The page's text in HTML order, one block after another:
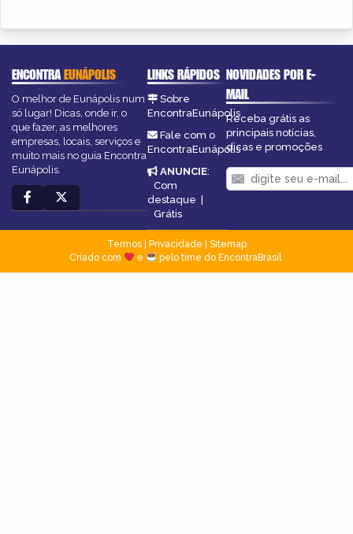
ENCONTRAEUNÁPOLIS
O melhor de Eunápolis num
só lugar! Dicas, onde ir, o
que fazer, as melhores
empresas, locais, serviços e
muito mais no guia Encontra
Eunápolis.
LINKS RÁPIDOS
Sobre
EncontraEunápolis
Fale com o
EncontraEunápolis
ANUNCIE:
Com
destaque
Grátis
NOVIDADES POR E-
MAIL
Receba grátis as
principais notícias,
dicas e promoções
Termos| Privacidade
Sitemap
Criado com
e pelo time do EncontraBrasil